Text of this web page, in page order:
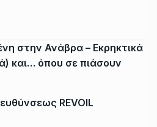
στην Ανάβρα – Εκρηκτικά
και… όπου σε πιάσουν
REVOIL